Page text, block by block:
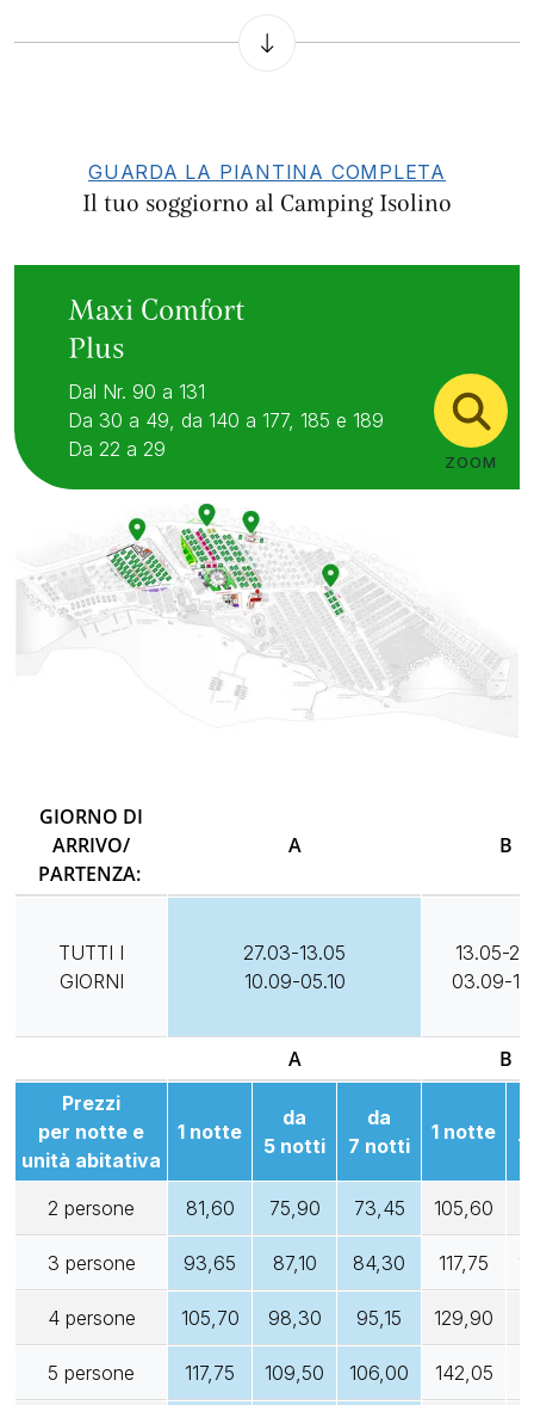
GUARDA LA PIANTINA COMPLETA
Il tuo soggiorno al Camping Isolino
Maxi Comfort
Plus
Dal Nr. 90 a 131
Da 30 a 49, da 140 a 177, 185 e 189
Da 22 a 29
ZOOM
GIORNO DI
ARRIVO/
PARTENZA:
A B
TUTTI I
GIORNI
27.03-13.05
10.09-05.10
13.05-
03.09-
A B
Prezzi
per notte e
unità abitativa
1 notte
da
5 notti
da
7 notti
1 notte
2 persone 81,60 75,90 73,45 105,60
3 persone 93,65 87,10 84,30 117,75
4 persone 105,70 98,30 95,15 129,90
5 persone 117,75 109,50 106,00 142,05